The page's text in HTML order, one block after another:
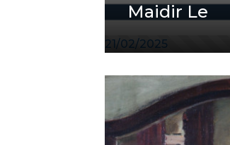
21/02/2025
Maidir Le